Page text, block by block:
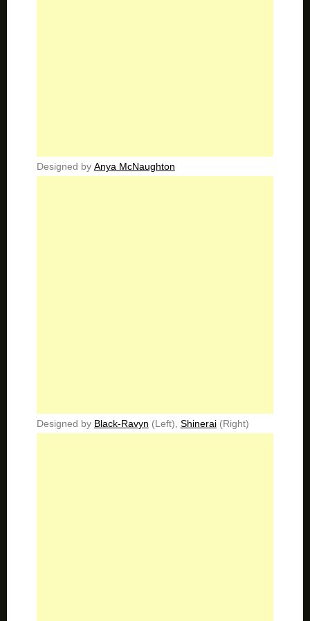
Designed by Anya McNaughton
Designed by Black-Ravyn (Left), Shinerai(Right)